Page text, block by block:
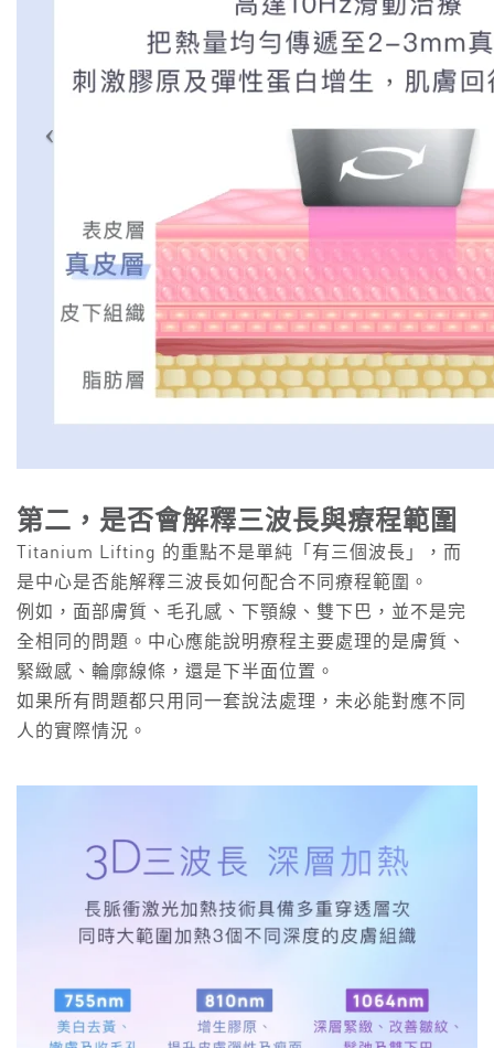
第二，是否會解釋三波長與療程範圍
Titanium Lifting 的重點不是單純「有三個波長」，而
是中心是否能解釋三波長如何配合不同療程範圍。
例如，面部膚質、毛孔感、下顎線、雙下巴，並不是完
全相同的問題。中心應能說明療程主要處理的是膚質、
緊緻感、輪廓線條，還是下半面位置。
如果所有問題都只用同一套說法處理，未必能對應不同
人的實際情況。